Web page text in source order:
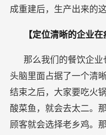
成重建后，生产出来的这
【定位清晰的企业
那么我们的餐饮企
头脑里面占据了一个清
结束之后，大家要吃火
酸菜鱼，就会去太二。
顾客就会选择老乡鸡。